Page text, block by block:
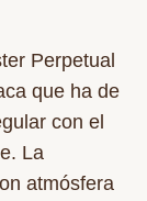
Perpetual
que ha de
con el
La
atmósfera